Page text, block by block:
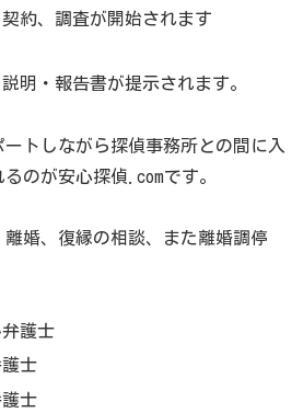
約、調査が開始されます
明・報告書が提示されます。
トしながら探偵事務所との間に入
のが安心探偵.comです。
婚、復縁の相談、また離婚調停
護士
士
士